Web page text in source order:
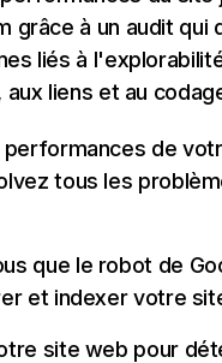
grâce à un audit qui
liés à
aux liens et au
performances de
tous les
que le robot de
et indexer votre
site web pour